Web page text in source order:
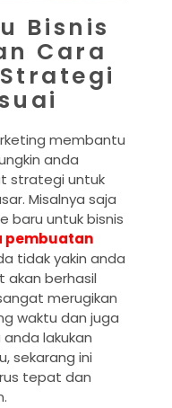
Bisnis
Cara
membantu
anda
strategi untuk
Misalnya saja
baru untuk bisnis
pembuatan
tidak yakin anda
akan berhasil
merugikan
waktu dan juga
lakukan
sekarang ini
tepat dan